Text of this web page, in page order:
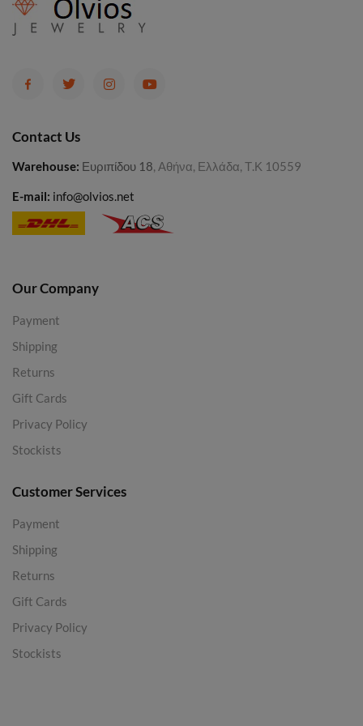
Contact Us
Warehouse: Ευριπίδου 18, Αθήνα, Ελλάδα, Τ.Κ 10559
E-mail: info@olvios.net
Our Company
Payment
Shipping
Returns
Gift Cards
Privacy Policy
Stockists
Customer Services
Payment
Shipping
Returns
Gift Cards
Privacy Policy
Stockists